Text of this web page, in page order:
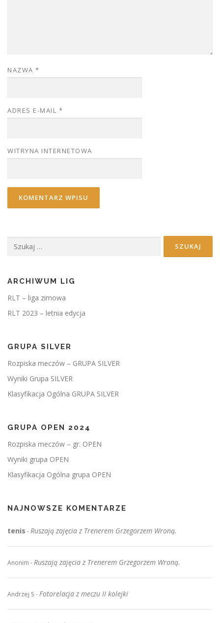
NAZWA *
ADRES E-MAIL *
WITRYNA INTERNETOWA
ARCHIWUM LIG
RLT – liga zimowa
RLT 2023 – letnia edycja
GRUPA SILVER
Rozpiska meczów – GRUPA SILVER
Wyniki Grupa SILVER
Klasyfikacja Ogólna GRUPA SILVER
GRUPA OPEN 2024
Rozpiska meczów – gr. OPEN
Wyniki grupa OPEN
Klasyfikacja Ogólna grupa OPEN
NAJNOWSZE KOMENTARZE
tenis -Ruszają zajęcia z Trenerem Grzegorzem Wroną.
Anonim -Ruszają zajęcia z Trenerem Grzegorzem Wroną.
Andrzej S -Fotorelacja z meczu II kolejki